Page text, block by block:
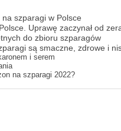
szparagi w Polsce
Uprawę zaczynał od
do zbioru szparagów
są smaczne, zdrowe i
i serem
na szparagi 2022?